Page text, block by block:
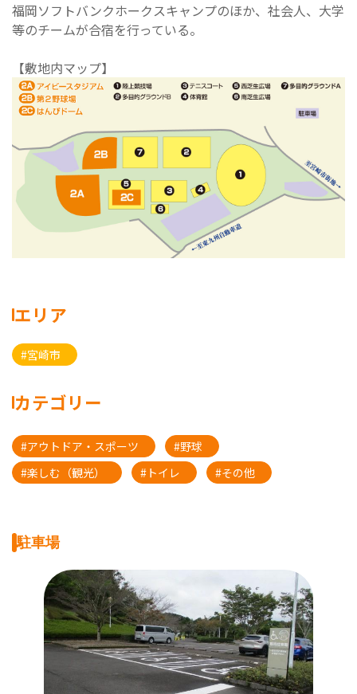
福岡ソフトバンクホークスキャンプのほか、社会人、大学
等のチームが合宿を行っている。
【敷地内マップ】
エリア
#宮崎市
カテゴリー
#アウトドア・スポーツ
#野球
#楽しむ（観光）
#トイレ #その他
駐車場